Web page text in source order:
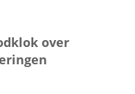
over